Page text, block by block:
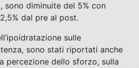
sono diminuite del 5% con
dal pre al post.
sulle
sono stati riportati anche
percezione dello sforzo, sulla